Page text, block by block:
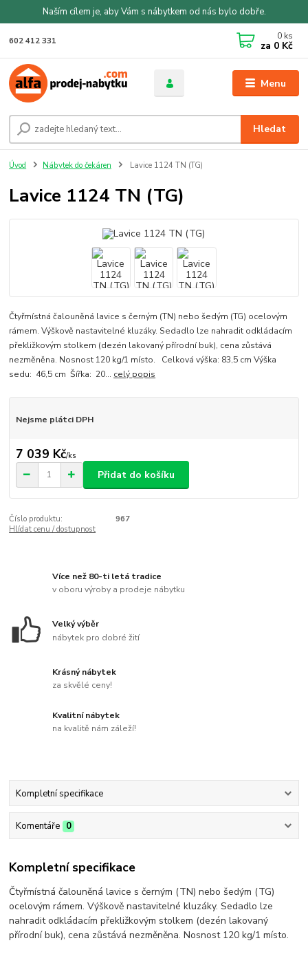
Naším cílem je, aby Vám s nábytkem od nás bylo dobře.
Menu
Hledat
602 412 331 0 ks
za 0 Kč
Úvod Nábytek do čekáren Lavice 1124 TN (TG)
Lavice 1124 TN (TG)
Čtyřmístná čalouněná lavice s černým (TN) nebo šedým (TG) ocelovým
rámem. Výškově nastavitelné kluzáky. Sedadlo lze nahradit odkládacím
překližkovým stolkem (dezén lakovaný přírodní buk), cena zůstává
nezměněna. Nosnost 120 kg/1 místo. Celková výška: 83,5 cm Výška
sedu: 46,5 cm Šířka: 20... celý popis
Nejsme plátci DPH
7 039 Kč/ks
Přidat do košíku
Číslo produktu:
967
Hlídat cenu / dostupnost
Více než 80-ti letá tradice
v oboru výroby a prodeje nábytku
Velký výběr
nábytek pro dobré žití
Krásný nábytek
za skvělé ceny!
Kvalitní nábytek
na kvalitě nám záleží!
Kompletní specifikace
Komentáře 0
Kompletní specifikace
Čtyřmístná čalouněná lavice s černým (TN) nebo šedým (TG)
ocelovým rámem. Výškově nastavitelné kluzáky. Sedadlo lze
nahradit odkládacím překližkovým stolkem (dezén lakovaný
přírodní buk), cena zůstává nezměněna. Nosnost 120 kg/1 místo.